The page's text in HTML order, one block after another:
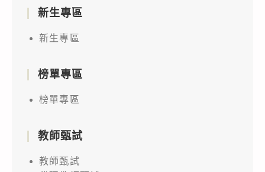
新生專區
新生專區
榜單專區
榜單專區
教師甄試
教師甄試